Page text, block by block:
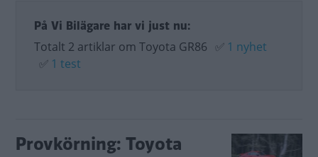
På Vi Bilägare har vi just nu:
Totalt 2 artiklar om Toyota GR86 ✅ 1 nyhet
✅ 1 test
Provkörning: Toyota